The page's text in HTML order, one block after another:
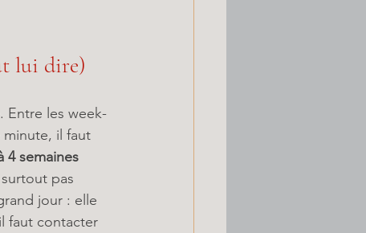
lui dire)
Entre les week-
minute, il faut
4 semaines
pas
jour : elle
faut contacter